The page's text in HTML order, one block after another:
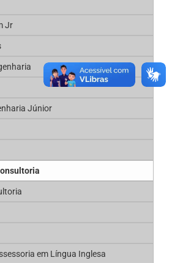
Jr
Júnior
em Língua Inglesa